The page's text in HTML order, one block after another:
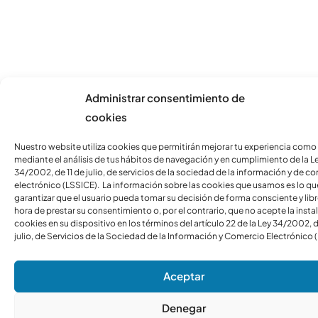
Administrar consentimiento de
cookies
Nuestro website utiliza cookies que permitirán mejorar tu experiencia como
mediante el análisis de tus hábitos de navegación y en cumplimiento de la
34/2002, de 11 de julio, de servicios de la sociedad de la información y de
electrónico (LSSICE). La información sobre las cookies que usamos es lo
garantizar que el usuario pueda tomar su decisión de forma consciente y
hora de prestar su consentimiento o, por el contrario, que no acepte la
cookies en su dispositivo en los términos del artículo 22 de la Ley 34/2002,
julio, de Servicios de la Sociedad de la Información y Comercio Electrónico
Aceptar
Denegar